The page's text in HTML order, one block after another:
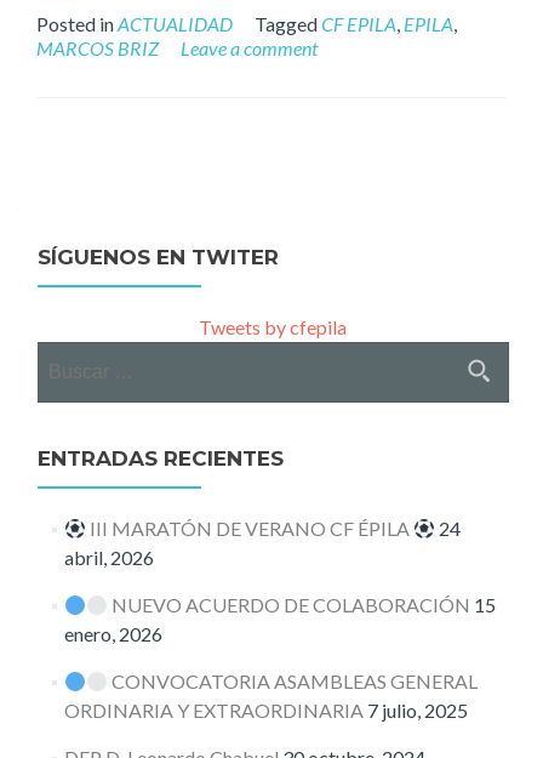
Posted inACTUALIDAD TaggedCF EPILA, EPILA,
MARCOS BRIZ
Leave a comment
SÍGUENOS EN TWITER
Tweets by cfepila
ENTRADAS RECIENTES
III MARATÓN DE VERANO CF ÉPILA
24
abril, 2026
NUEVO ACUERDO DE COLABORACIÓN 15
enero, 2026
CONVOCATORIA ASAMBLEAS GENERAL
ORDINARIA Y EXTRAORDINARIA 7 julio, 2025